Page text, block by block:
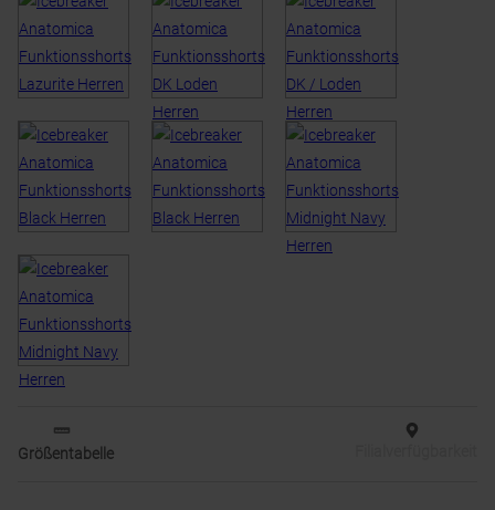
Größentabelle